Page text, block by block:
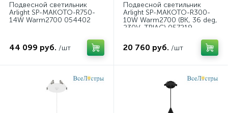
Подвесной светильник
Arlight SP-MAKOTO-R750-
14W Warm2700 054402
44 099 руб. /шт
Подвесной светильник
Arlight SP-MAKOTO-R300-
10W Warm2700 (BK, 36 deg,
230V, TRIAC) 057219
20 760 руб. /шт